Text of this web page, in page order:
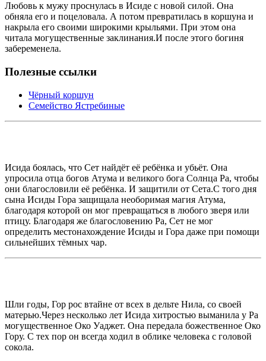
Любовь к мужу проснулась в Исиде с новой силой. Она
обняла его и поцеловала. А потом превратилась в коршуна и
накрыла его своими широкими крыльями. При этом она
читала могущественные заклинания.И после этого богиня
забеременела.
Полезные ссылки
Чёрный коршун
Семейство Ястребиные
Исида боялась, что Сет найдёт её ребёнка и убьёт. Она
упросила отца богов Атума и великого бога Солнца Ра, чтобы
они благословили её ребёнка. И защитили от Сета.С того дня
сына Исиды Гора защищала необоримая магия Атума,
благодаря которой он мог превращаться в любого зверя или
птицу. Благодаря же благословению Ра, Сет не мог
определить местонахождение Исиды и Гора даже при помощи
сильнейших тёмных чар.
Шли годы, Гор рос втайне от всех в дельте Нила, со своей
матерью.Через несколько лет Исида хитростью выманила у Ра
могущественное Око Уаджет. Она передала божественное Око
Гору. С тех пор он всегда ходил в облике человека с головой
сокола.